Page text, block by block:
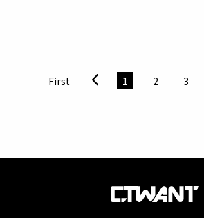
：「如果是你，你是不是一定跟她玩
說：「對啊，好奇她還能玩出什麼新花
First 1 2 3